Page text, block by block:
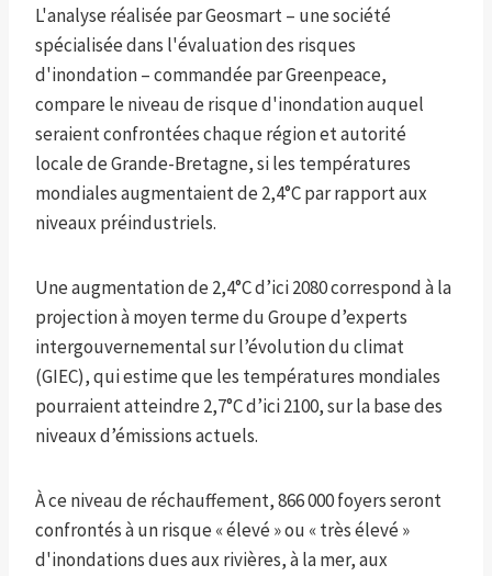
L'analyse réalisée par Geosmart – une société
spécialisée dans l'évaluation des risques
d'inondation – commandée par Greenpeace,
compare le niveau de risque d'inondation auquel
seraient confrontées chaque région et autorité
locale de Grande-Bretagne, si les températures
mondiales augmentaient de 2,4°C par rapport aux
niveaux préindustriels.
Une augmentation de 2,4°C d’ici 2080 correspond à la
projection à moyen terme du Groupe d’experts
intergouvernemental sur l’évolution du climat
(GIEC), qui estime que les températures mondiales
pourraient atteindre 2,7°C d’ici 2100, sur la base des
niveaux d’émissions actuels.
À ce niveau de réchauffement, 866 000 foyers seront
confrontés à un risque « élevé » ou « très élevé »
d'inondations dues aux rivières, à la mer, aux